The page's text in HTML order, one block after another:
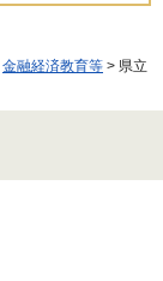
金融経済教育等 > 県立